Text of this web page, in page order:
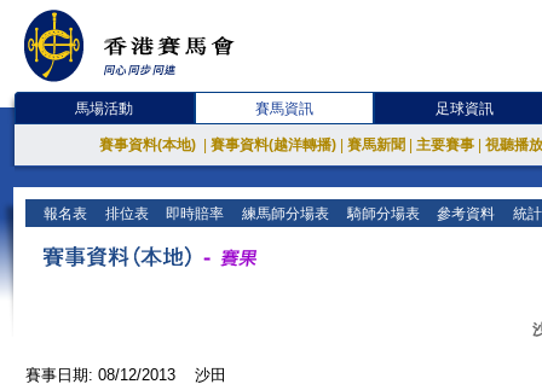
馬場活動 賽馬資訊 足球資訊
賽事資料(本地) 賽事資料(越洋轉播) 賽馬新聞 主要賽事 視聽播
報名表 排位表 即時賠率 練馬師分場表 騎師分場表 參考資料 統
賽事日期: 08/12/2013 沙田